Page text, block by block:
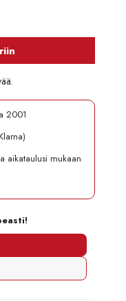
2001
aikataulusi mukaan